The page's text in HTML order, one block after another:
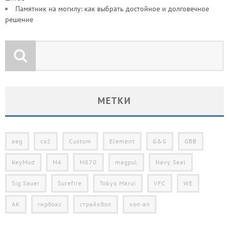
Памятник на могилу: как выбрать достойное и долговечное
решение
МЕТКИ
aeg co2 Custom Element G&G GBB
KeyMod M4 M870 magpul Navy Seal
Sig Sauer Surefire Tokyo Marui VFC WE
АК гирбокс страйкбол хоп-ап